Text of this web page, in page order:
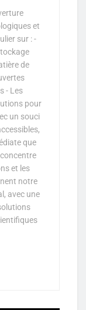
et
sur : -
de
- Les
pour
un souci
que
et les
notre
avec une